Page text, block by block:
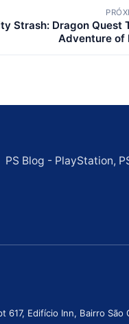
Strash: Dragon Quest
Adventure of
PS Blog - PlayStation,
Edifício Inn, Bairro São